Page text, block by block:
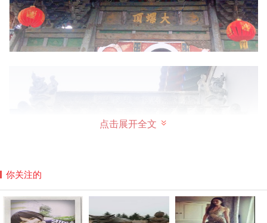
点击展开全文
你关注的